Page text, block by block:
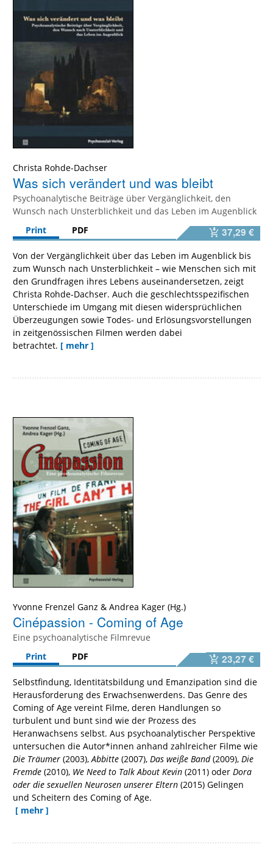
Christa Rohde-Dachser
Was sich verändert und was bleibt
Psychoanalytische Beiträge über Vergänglichkeit, den
Wunsch nach Unsterblichkeit und das Leben im Augenblick
Print
PDF 37,29 €
Von der Vergänglichkeit über das Leben im Augenblick bis
zum Wunsch nach Unsterblichkeit – wie Menschen sich mit
den Grundfragen ihres Lebens auseinandersetzen, zeigt
Christa Rohde-Dachser. Auch die geschlechtsspezifischen
Unterschiede im Umgang mit diesen widersprüchlichen
Überzeugungen sowie Todes- und Erlösungsvorstellungen
in zeitgenössischen Filmen werden dabei
betrachtet. [ mehr ]
Yvonne Frenzel Ganz & Andrea Kager
Cinépassion - Coming of Age
Eine psychoanalytische Filmrevue
Print
PDF 23,27 €
Selbstfindung, Identitätsbildung und Emanzipation sind die
Herausforderung des Erwachsenwerdens. Das Genre des
Coming of Age vereint Filme, deren Handlungen so
turbulent und bunt sind wie der Prozess des
Heranwachsens selbst. Aus psychoanalytischer Perspektive
untersuchen die Autor*innen anhand zahlreicher Filme wie
Die Träumer (2003),Abbitte (2007), Das weiße Band(2009), Die
Fremde (2010), We Need to Talk About Kevin (2011) oder Dora
oder die sexuellen Neurosen unserer Eltern (2015) Gelingen
und Scheitern des Coming of Age.
[ mehr ]